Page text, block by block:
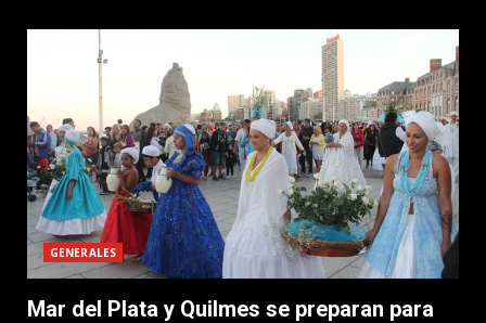
GENERALES
Mar del Plata y Quilmes se preparan para